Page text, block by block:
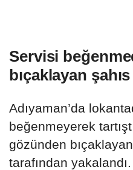
Servisi
bıçaklayan
Adıyaman’da
beğenmeyerek
gözünden
tarafından yakalandı.